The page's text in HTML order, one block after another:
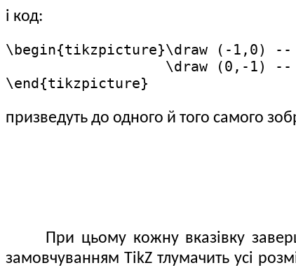
і код:
\begin{tikzpicture}\draw (-1,0)
\draw (0,-1) --
\end{tikzpicture}
призведуть до одного й того самого
При цьому кожну вказівку
замовчуванням TikZ тлумачить усі